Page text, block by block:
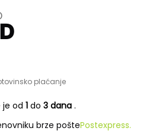
plaćanje
je od 1 do 3 dana .
brze poštePostexpress.